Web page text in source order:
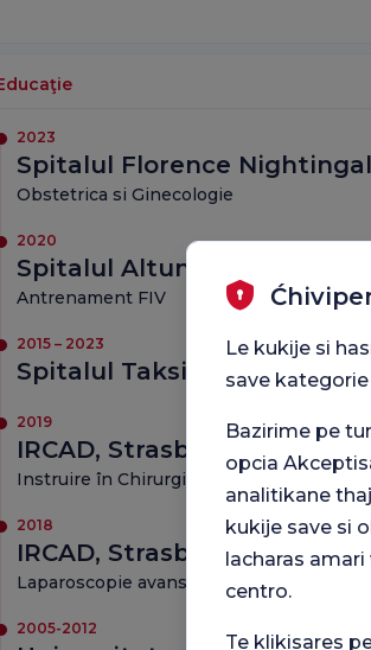
2023
Spitalul Florence
Obstetrica si Ginecologie
2020
Spitalul Altunizade
Antrenament FIV
2015 – 2023
Spitalul Taksim Acibadem
2019
IRCAD, Strasbourg
Instruire în Chirurgie Robotică
2018
IRCAD, Strasbourg
Laparoscopie avansată
2005-2012
Le kukije si
save
Bazirime pe
opcia
analitikane
kukije save si
lacharas
centro.
Te klikisares